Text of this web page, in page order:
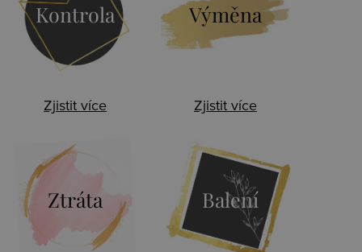
Kontrola
Zjistit více
Výměna
Zjistit více
Ztráta Balení